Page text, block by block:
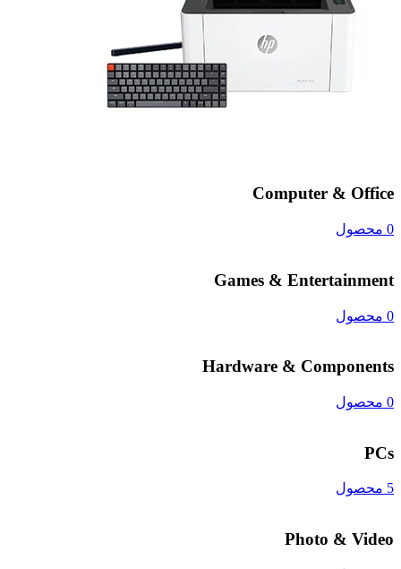
Computer & Office
0 محصول
Games & Entertainment
0 محصول
Hardware & Components
0 محصول
PCs
5 محصول
Photo & Video